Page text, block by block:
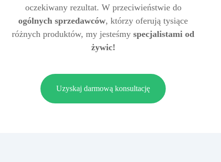
oczekiwany rezultat. W przeciwieństwie do
ogólnych sprzedawców, którzy oferują tysiące
różnych produktów, my jesteśmy specjalistami od
żywic!
Uzyskaj darmową konsultację